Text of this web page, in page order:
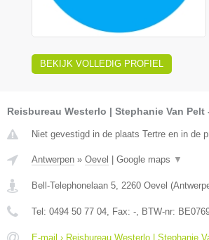
BEKIJK VOLLEDIG PROFIEL
Reisbureau Westerlo | Stephanie Van
Niet gevestigd in de plaats Tertre en in de
Antwerpen » Oevel Google maps ▼
Bell-Telephonelaan 5, 2260 Oevel (
Tel: 0494 50 77 04, Fax: -, BTW-nr:
E-mail › Reisbureau Westerlo | Stephanie